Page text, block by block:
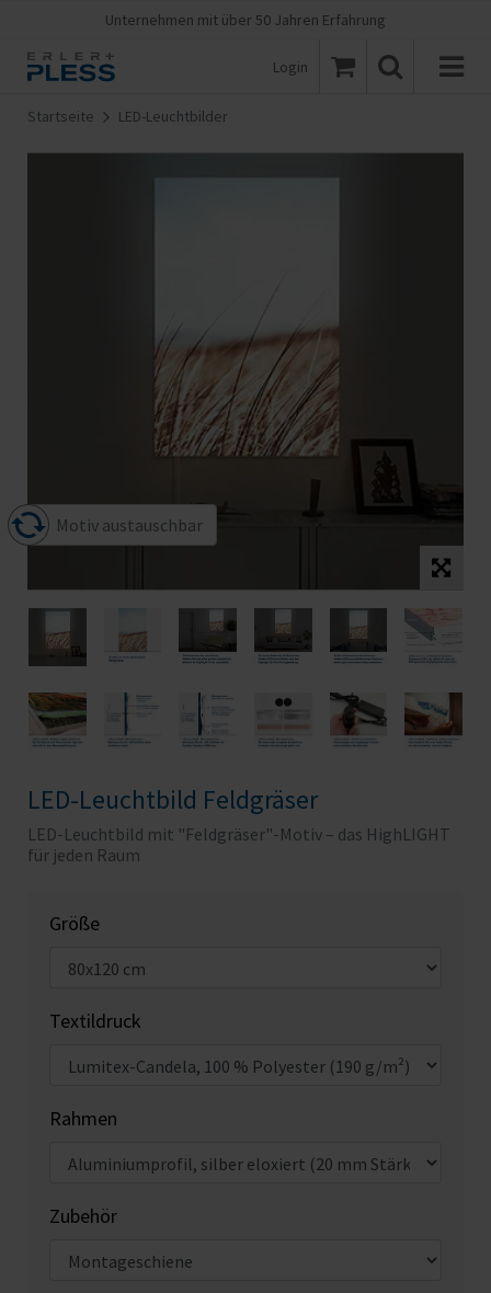
Unternehmen mit über 50 Jahren Erfahrung
Login
Startseite LED-Leuchtbilder
Motiv austauschbar
LED-Leuchtbild Feldgräser
LED-Leuchtbild mit "Feldgräser"-Motiv – das HighLIGHT
für jeden Raum
Größe
Textildruck
Rahmen
Zubehör